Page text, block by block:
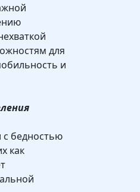
для
и
с бедностью
как